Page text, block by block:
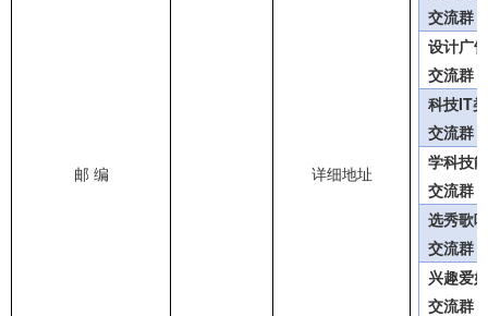
邮 编 详细地址
交流群
设计广
交流群
科技IT
交流群
学科技
交流群
选秀歌
交流群
兴趣爱
交流群